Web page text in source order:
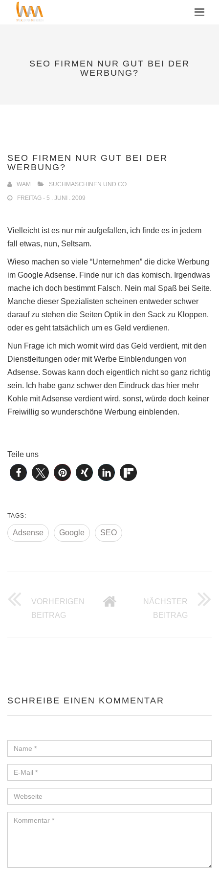
MENU
SEO FIRMEN NUR GUT BEI DER
WERBUNG?
SEO FIRMEN NUR GUT BEI DER
WERBUNG?
WAM
SUCHMASCHINEN UND CO
FREITAG - 5 . JUNI . 2009
Vielleicht ist es nur mir aufgefallen, ich finde es in jedem
fall etwas, nun, Seltsam.
Wieso machen so viele “Unternehmen” die dicke Werbung
im Google Adsense. Finde nur ich das komisch. Irgendwas
mache ich doch bestimmt Falsch. Nein mal Spaß bei Seite.
Manche dieser Spezialisten scheinen entweder schwer
darauf zu stehen die Seiten Optik in den Sack zu Kloppen,
oder es geht tatsächlich um es Geld verdienen.
Nun Frage ich mich womit wird das Geld verdient, mit den
Dienstleitungen oder mit Werbe Einblendungen von
Adsense. Sowas kann doch eigentlich nicht so ganz richtig
sein. Ich habe ganz schwer den Eindruck das hier mehr
Kohle mit Adsense verdient wird, sonst, würde doch keiner
Freiwillig so wunderschöne Werbung einblenden.
Teile uns
TAGS:
Adsense Google SEO
VORHERIGEN
BEITRAG BING ALS BETA ONLINE
NÄCHSTER
BEITRAG
SCHREIBE EINEN KOMMENTAR